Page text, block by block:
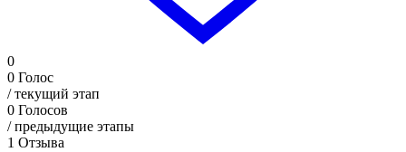
0
0 Голос
/ текущий этап
0 Голосов
/ предыдущие этапы
1 Отзыва